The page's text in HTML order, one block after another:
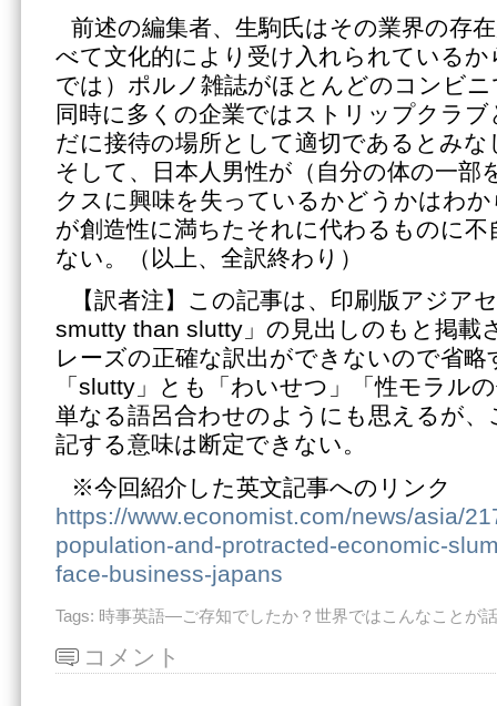
前述の編集者、生駒氏はその業界の存
べて文化的により受け入れられている
では）ポルノ雑誌がほとんどのコンビ
同時に多くの企業ではストリップクラ
だに接待の場所として適切であるとみ
そして、日本人男性が（自分の体の一部
クスに興味を失っているかどうかはわ
が創造性に満ちたそれに代わるものに
ない。（以上、全訳終わり）
【訳者注】この記事は、印刷版アジア
smutty than slutty」の見出しのもと掲載
レーズの正確な訳出ができないので省略
「slutty」とも「わいせつ」「性モラル
単なる語呂合わせのようにも思えるが
記する意味は断定できない。
※今回紹介した英文記事へのリンク
https://www.economist.com/news/asia/
population-and-protracted-economic-
face-business-japans
Tags: 時事英語―ご存知でしたか？世界ではこんなことが
コメント